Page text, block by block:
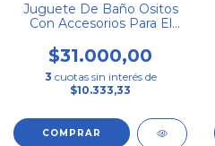
Juguete De Baño Ositos
Con Accesorios Para El
$31.000,00
3 cuotas sin interés de
$10.333,33